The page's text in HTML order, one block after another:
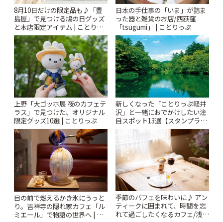
8月10日だけの限定品も♪「豊
島屋」で見つける鳩の日グッズ
と本店限定アイテム | ことりっ
ぷ
日本の手仕事の「いま」が詰ま
った器と雑貨のお店/西荻窪
「tsugumi」 | ことりっぷ
上野「大ゴッホ展 夜のカフェテ
ラス」で見つけた、オリジナル
限定グッズ10選 | ことりっぷ
新しくなった「ことりっぷ軽井
沢」と一緒におでかけしたい注
目スポット13選【スタンプラリ
ー開催中】 | ことりっぷ
目の前で燃えるかき氷にうっと
り。吉祥寺の隠れ家カフェ「ル
ミエール」で物語の世界へ | こ
季節のパフェを味わいに♪ アン
ティークに囲まれて、時間を忘
れて過ごしたくなるカフェ/浅草